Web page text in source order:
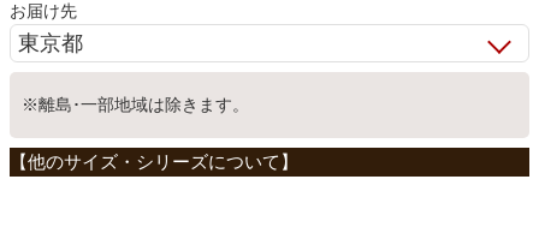
学習机
ホームオフィス
お届け先
※離島･一部地域は除きます。